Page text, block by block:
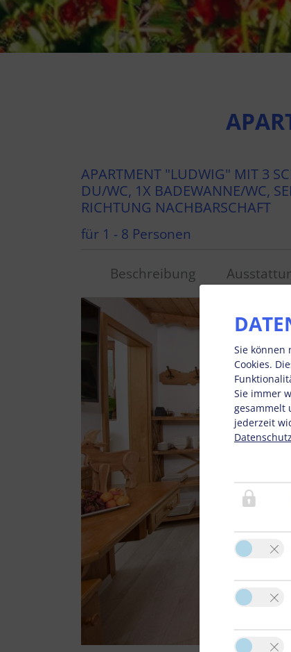
APARTMENT "LUDWIG" MIT 3
DU/WC, 1X BADEWANNE/WC,
ICHTUNG NACHBARSCHAFT
für 1 - 8 Personen
Beschreibung
Sie können
Cookies.
Sie immer
gesammelt
jederzeit